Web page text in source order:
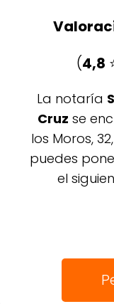
(4,8
La notaría
Cruz se
los Moros,
puedes
el